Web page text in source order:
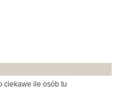
ciekawe ile osób tu